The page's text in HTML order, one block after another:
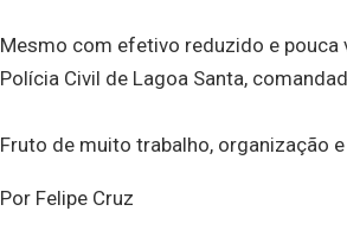
Mesmo com efetivo reduzido e pouca
Polícia Civil de Lagoa Santa,
Fruto de muito trabalho, organização
Por Felipe Cruz